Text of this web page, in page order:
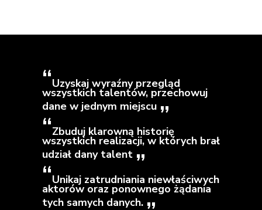
Uzyskaj wyraźny przegląd
wszystkich talentów, przechowuj
dane w jednym miejscu
Zbuduj klarowną historię
wszystkich realizacji, w których brał
udział dany talent
Unikaj zatrudniania niewłaściwych
aktorów oraz ponownego żądania
tych samych danych.